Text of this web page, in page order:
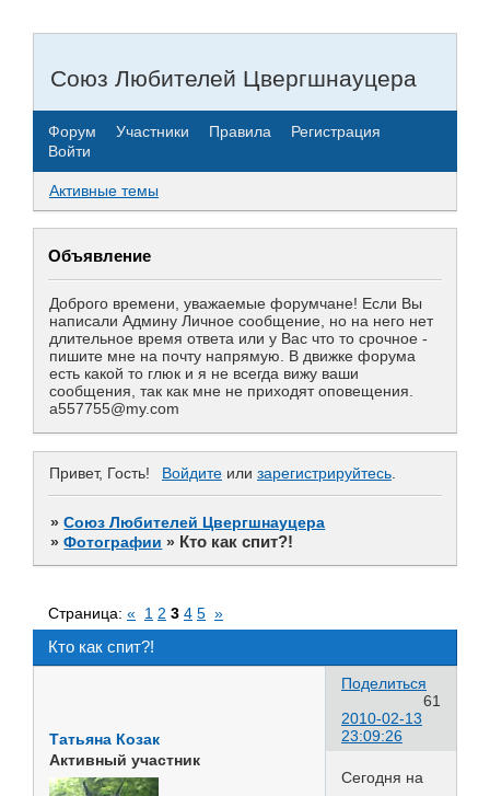
Союз Любителей Цвергшнауцера
Форум Участники Правила
Регистрация
Войти
Активные темы
Объявление
Доброго времени, уважаемые форумчане! Если Вы
написали Админу Личное сообщение, но на него нет
длительное время ответа или у Вас что то срочное -
пишите мне на почту напрямую. В движке форума
есть какой то глюк и я не всегда вижу ваши
сообщения, так как мне не приходят оповещения.
a557755@my.com
Привет, Гость! Войдите или зарегистрируйтесь.
»Союз Любителей Цвергшнауцера
»Фотографии » Кто как спит?!
Кто как спит?!
Страница: « 1 2 3 4 5 »
Поделиться
61
2010-02-13
23:09:26
Татьяна Козак
Активный участник
Сегодня на